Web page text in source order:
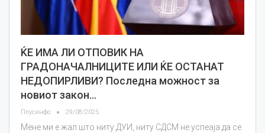
ЌЕ ИМА ЛИ ОТПОВИК НА
ГРАДОНАЧАЛНИЦИТЕ ИЛИ ЌЕ ОСТАНАТ
НЕДОПИРЛИВИ? Последна можност за
новиот закон…
Плусинфо 29/08/2025
Мене ми е жал што ниту ДУИ, ниту СДСМ не успеаја да се